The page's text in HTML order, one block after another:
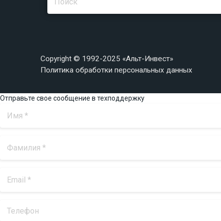
Copyright © 1992-2025 «Альт-Инвест»
Политика обработки персональных данных
Отправьте свое сообщение в техподдержку